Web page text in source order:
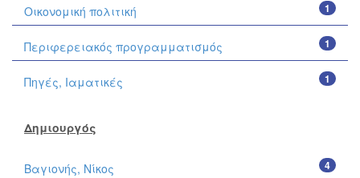
1
Οικονομική πολιτική
1
Περιφερειακός προγραμματισμός
1
Πηγές, Ιαματικές
Δημιουργός
4
Βαγιονής, Νίκος